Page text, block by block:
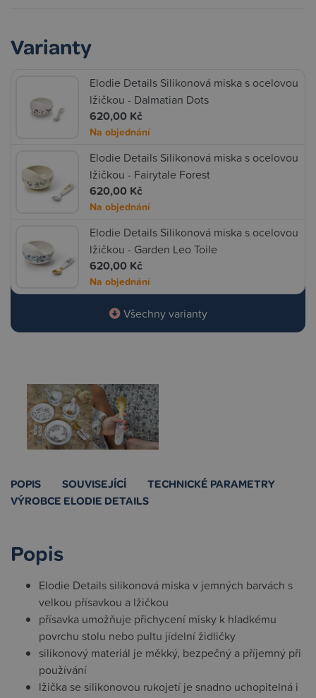
Varianty
Elodie Details Silikonová miska s ocelovou
lžičkou - Dalmatian Dots
620,00 Kč
Na objednání
Elodie Details Silikonová miska s ocelovou
lžičkou - Fairytale Forest
620,00 Kč
Na objednání
Elodie Details Silikonová miska s ocelovou
lžičkou - Garden Leo Toile
620,00 Kč
Na objednání
Všechny varianty
POPIS SOUVISEJÍCÍ
TECHNICKÉ PARAMETRY
VÝROBCE ELODIE DETAILS
Popis
Elodie Details silikonová miska v jemných barvách s
velkou přísavkou a lžičkou
přísavka umožňuje přichycení misky k hladkému
povrchu stolu nebo pultu jídelní židličky
silikonový materiál je měkký, bezpečný a příjemný při
používání
lžička se silikonovou rukojetí je snadno uchopitelná i